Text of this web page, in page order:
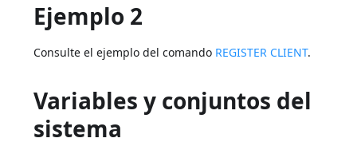
Ejemplo 2
Consulte el ejemplo del comando REGISTER CLIENT.
Variables y conjuntos del
sistema